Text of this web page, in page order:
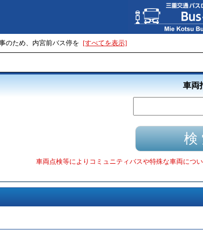
のため、内宮前バス停を [すべてを表示]
車両
車両点検等によりコミュニティバスや特殊な車両につ